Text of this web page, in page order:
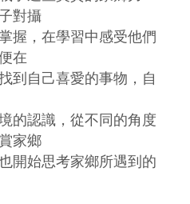
對攝
握，在學習中感受他們
在
到自己喜愛的事物，自
的認識，從不同的角度
家鄉
開始思考家鄉所遇到的